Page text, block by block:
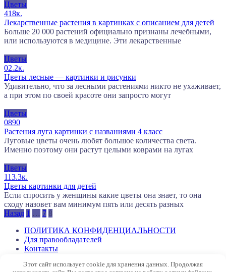
Цветы
418к.
Лекарственные растения в картинках с описанием для детей
Больше 20 000 растений официально признаны лечебными,
или используются в медицине. Эти лекарственные
Цветы
02.2к.
Цветы лесные — картинки и рисунки
Удивительно, что за лесными растениями никто не ухаживает,
а при этом по своей красоте они запросто могут
Цветы
0890
Растения луга картинки с названиями 4 класс
Луговые цветы очень любят большое количества света.
Именно поэтому они растут целыми коврами на лугах
Цветы
113.3к.
Цветы картинки для детей
Если спросить у женщины какие цветы она знает, то она
сходу назовет вам минимум пять или десять разных
Пагинация
Назад 1 … 7 8
ПОЛИТИКА КОНФИДЕНЦИАЛЬНОСТИ
Для правообладателей
Контакты
© 2026 Все права защищены. При использовании материалов
Этот сайт использует cookie для хранения данных. Продолжая